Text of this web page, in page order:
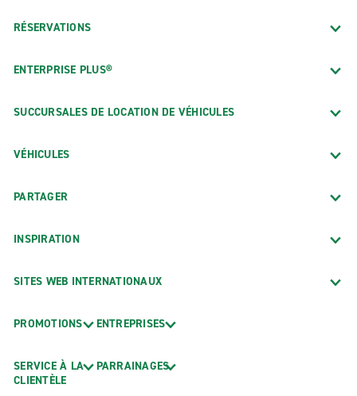
RÉSERVATIONS
ENTERPRISE PLUS®
SUCCURSALES DE LOCATION DE VÉHICULES
VÉHICULES
PARTAGER
INSPIRATION
SITES WEB INTERNATIONAUX
PROMOTIONS
SERVICE À LA
CLIENTÈLE
ENTREPRISES
PARRAINAGES